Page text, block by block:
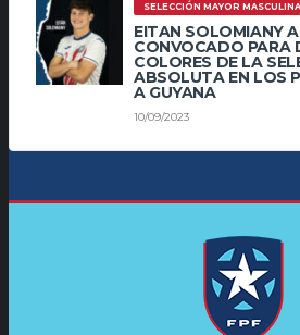
SELECCIÓN MAYOR MASCULINA
EITAN SOLOMIANY
CONVOCADO PARA
COLORES DE LA
ABSOLUTA EN LOS
A GUYANA
10/09/2023